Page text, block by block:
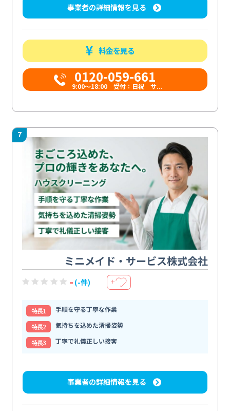
事業者の詳細情報を見る
料金を見る
0120-059-661
9:00〜18:00 受付：日祝 サ...
7
ミニメイド・サービス株式会社
- (-件) ＋
特⻑1
手順を守る丁寧な作業
特⻑2
気持ちを込めた清掃姿勢
特⻑3
丁寧で礼儀正しい接客
事業者の詳細情報を見る